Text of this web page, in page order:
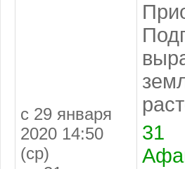
с 29 января
2020 14:50
(ср)
31